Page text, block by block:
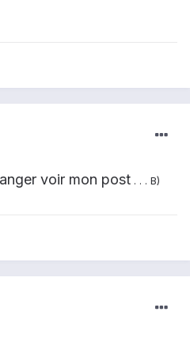
voir mon post . . . B)